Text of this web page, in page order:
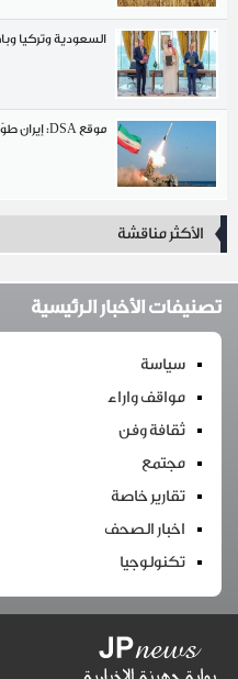
السعودية وتركيا وباكستان
موقع DSA: إيران طوّرت قدرات صواريخها بشكل كبير
مناقشة
الأخبار الرئيسية
شؤون
واراء
وفن
خاصة
الصحف
منبر